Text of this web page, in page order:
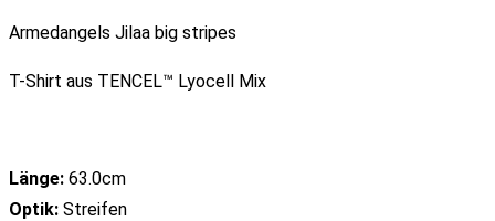
Armedangels Jilaa big stripes
T-Shirt aus TENCEL™ Lyocell Mix
Länge: 63.0cm
Optik: Streifen